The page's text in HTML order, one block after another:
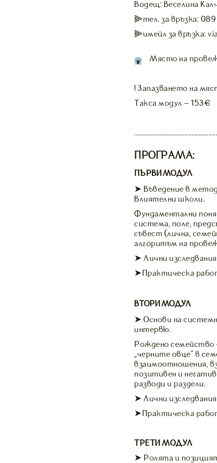
Водещ: Веселина
⫸тел. за връзка:
⫸имейл за връзка:
Място на
! Запазването на
Такса модул – 153€
ПРОГРАМА:
ПЪРВИ МОДУЛ
➤ Въведение в
Влиятелни школи.
Фундаментални
система, поле,
съвест (лична,
алгоритъм на
➤ Лични
➤Практическа
ВТОРИ МОДУЛ
➤ Основи на
интервю.
Рождено семейство
„черните овце” в
взаимоотношения,
позитивен и
разводи и раздели.
➤ Лични
➤Практическа
ТРЕТИ МОДУЛ
➤ Ролята и